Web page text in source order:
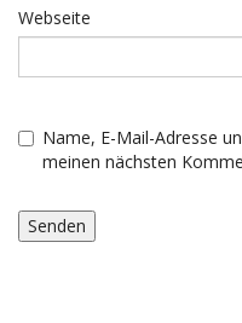
Webseite
Name, E-Mail-Adresse
meinen nächsten